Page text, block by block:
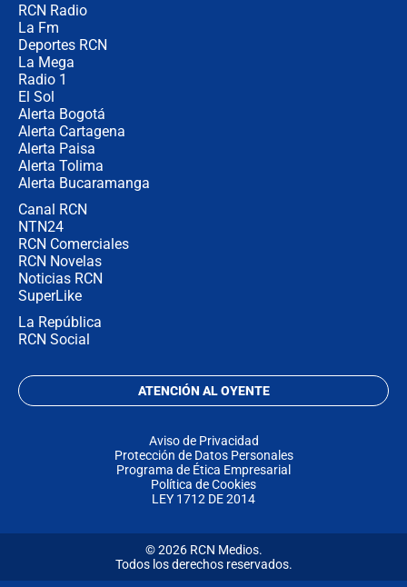
RCN Radio
La Fm
Deportes RCN
La Mega
Radio 1
El Sol
Alerta Bogotá
Alerta Cartagena
Alerta Paisa
Alerta Tolima
Alerta Bucaramanga
Canal RCN
NTN24
RCN Comerciales
RCN Novelas
Noticias RCN
SuperLike
La República
RCN Social
ATENCIÓN AL OYENTE
Aviso de Privacidad
Protección de Datos Personales
Programa de Ética Empresarial
Política de Cookies
LEY 1712 DE 2014
© 2026 RCN Medios.
Todos los derechos reservados.